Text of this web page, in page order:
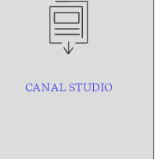
CANAL STUDIO